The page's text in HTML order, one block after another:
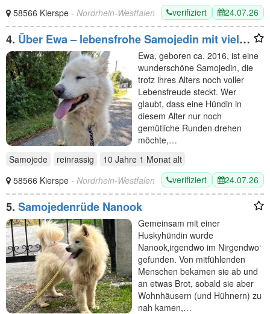
58566 Kierspe - Nordrhein-Westfalen verifiziert 24.07.26
4. Über Ewa – lebensfrohe Samojedin mit viel
Energie
Ewa, geboren ca. 2016, ist eine
wunderschöne Samojedin, die
trotz ihres Alters noch voller
Lebensfreude steckt. Wer
glaubt, dass eine Hündin in
diesem Alter nur noch
gemütliche Runden drehen
möchte,…
Samojede
reinrassig 10 Jahre 1 Monat alt
58566 Kierspe - Nordrhein-Westfalen verifiziert 24.07.26
5. Samojedenrüde Nanook
Gemeinsam mit einer
Huskyhündin wurde
Nanook‚irgendwo im Nirgendwo‘
gefunden. Von mitfühlenden
Menschen bekamen sie ab und
an etwas Brot, sobald sie aber
Wohnhäusern (und Hühnern) zu
nah kamen,…